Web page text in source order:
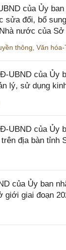
của Ủy
sửa đổi, bổ
nước của
thông Văn
UBND của Ủy
lý, sử dụng
UBND của Ủy
địa bàn tỉnh
của Ủy ban
giai đoạn